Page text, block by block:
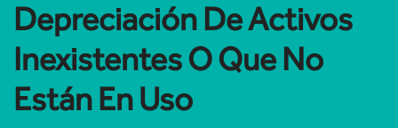
Depreciación De Activos
Inexistentes O Que No
Están En Uso